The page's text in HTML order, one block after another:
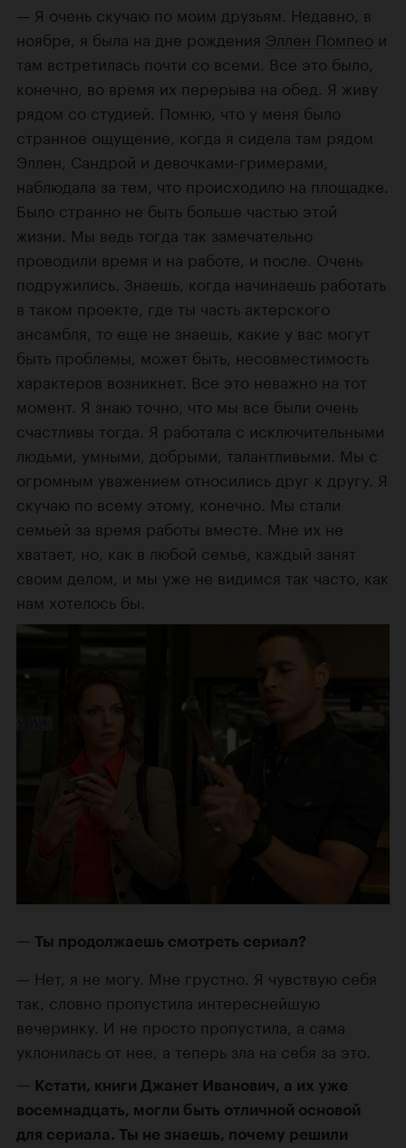
Я очень скучаю по моим друзьям. Недавно, в
ноябре, я была на дне рождения Эллен Помпео и
там встретилась почти со всеми. Все это было,
конечно, во время их перерыва на обед. Я живу
рядом со студией. Помню, что у меня было
странное ощущение, когда я сидела там рядом
Эллен, Сандрой и девочками-гримерами
наблюдала за тем, что происходило на площадке.
Было странно не быть больше частью этой
жизни. Мы ведь тогда так замечательно
проводили время и на работе, и после. Очень
подружились. Знаешь, когда начинаешь работать
в таком проекте, где ты часть актерского
ансамбля, то еще не знаешь, какие у вас могут
быть проблемы, может быть, несовместимость
характеров возникнет. Все это неважно на тот
момент. Я знаю точно, что мы все были очень
счастливы тогда. Я работала с исключительными
людьми, умными, добрыми, талантливыми. Мы с
огромным уважением относились друг к другу. Я
скучаю по всему этому, конечно. Мы стали
семьей за время работы вместе. Мне их не
хватает, но, как в любой семье, каждый занят
своим делом, и мы уже не видимся так часто, как
нам хотелось бы.
Ты продолжаешь смотреть сериал?
Нет, я не могу. Мне грустно. Я чувствую себя
так, словно пропустила интереснейшую
вечеринку. И не просто пропустила, а сама
уклонилась от нее, а теперь зла на себя за это.
Кстати, книги Джанет Иванович, а их уже
восемнадцать, могли быть отличной основой
для сериала. Ты не знаешь, почему решили